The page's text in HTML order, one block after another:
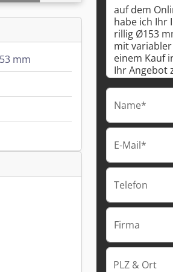
mm
Name*
E-Mail*
Telefon
Firma
PLZ & Ort